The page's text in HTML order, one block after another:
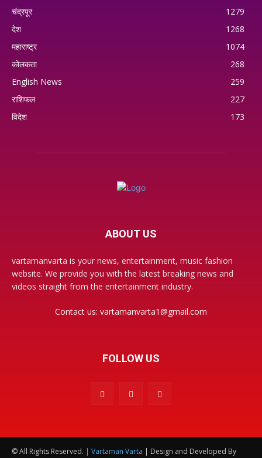
चंद्रपूर
1279
देश
1268
महाराष्ट्र
1074
कोलकता
268
English News
259
राशिफल
227
विदेश
173
ABOUT US
vartamanvarta is your news, entertainment, music fashion
website. We provide you with the latest breaking news and
videos straight from the entertainment industry.
Contact us: vartamanvarta1@gmail.com
FOLLOW US
© All Rights Reserved. | Vartaman Varta | Design and Developed By